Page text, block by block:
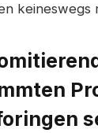
keineswegs